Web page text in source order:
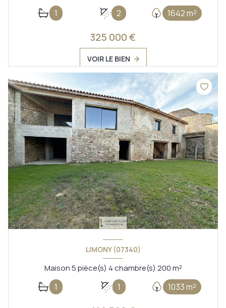
1 2 1642 m²
325 000 €
VOIR LE BIEN
LIMONY (07340)
Maison 5 pièce(s) 4 chambre(s) 200 m²
1 1 1033 m²